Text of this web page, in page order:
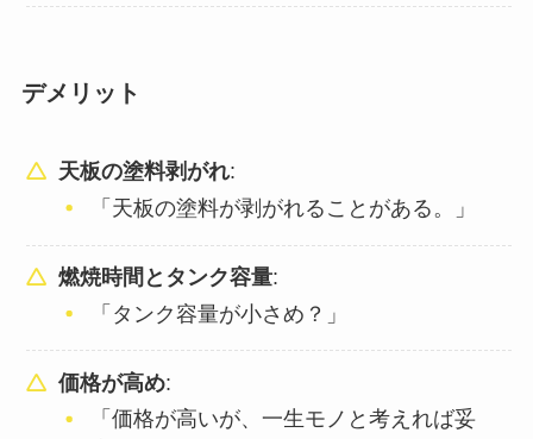
デメリット
天板の塗料剥がれ:
「天板の塗料が剥がれることがある。」
燃焼時間とタンク容量:
「タンク容量が小さめ？」
価格が高め:
「価格が高いが、一生モノと考えれば妥